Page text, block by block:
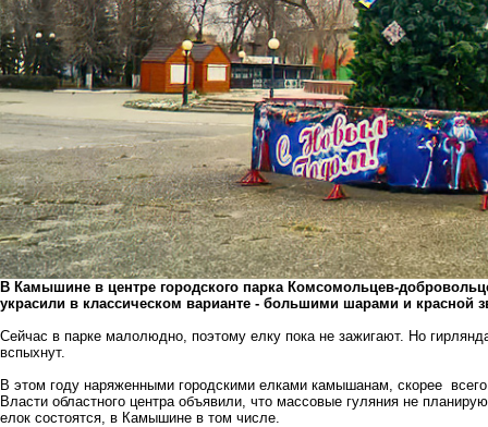
В Камышине в центре городского парка Комсомольцев-
украсили в классическом варианте - большими шарами и красной
Сейчас в парке малолюдно, поэтому елку пока не зажигают. Но
вспыхнут.
В этом году наряженными городскими елками камышанам, скорее
Власти областного центра объявили, что массовые гуляния не
елок состоятся, в Камышине в том числе.